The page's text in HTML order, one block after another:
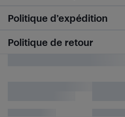
Politique d’expédition
Politique de retour